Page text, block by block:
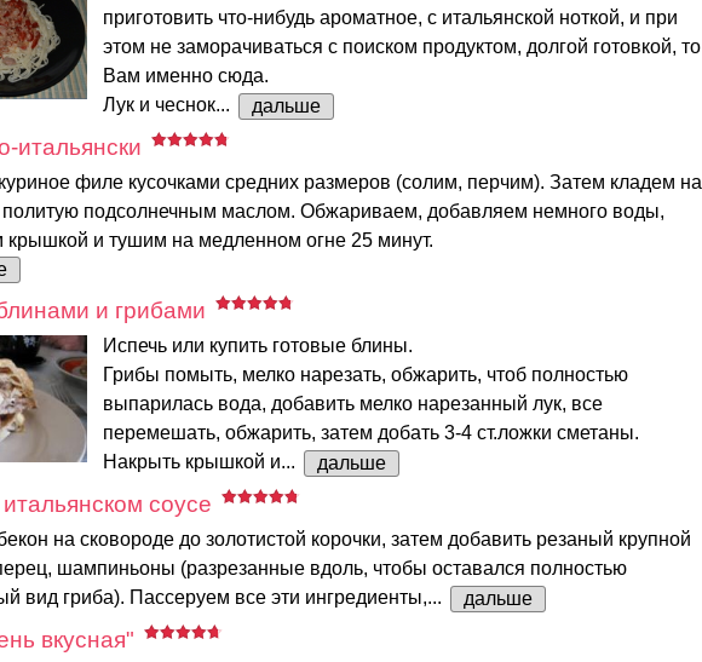
приготовить что-нибудь ароматное, с итальянской ноткой, и при
этом не заморачиваться с поиском продуктом, долгой готовкой, то
Вам именно сюда.
Лук и чеснок...
дальше
итальянски
филе кусочками средних размеров (солим, перчим). Затем кладем на
политую подсолнечным маслом. Обжариваем, добавляем немного воды,
крышкой и тушим на медленном огне 25 минут.
и грибами
Испечь или купить готовые блины.
Грибы помыть, мелко нарезать, обжарить, чтоб полностью
выпарилась вода, добавить мелко нарезанный лук, все
перемешать, обжарить, затем добать 3-4 ст.ложки сметаны.
Накрыть крышкой и...
дальше
соусе
на сковороде до золотистой корочки, затем добавить резаный крупной
шампиньоны (разрезанные вдоль, чтобы оставался полностью
вид гриба). Пассеруем все эти ингредиенты,...
дальше
вкусная"